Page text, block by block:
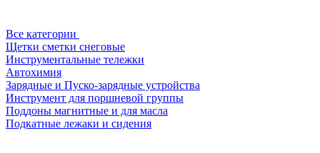
Все категории
Щетки сметки снеговые
Инструментальные тележки
Автохимия
Зарядные и Пуско-зарядные устройства
Инструмент для поршневой группы
Поддоны магнитные и для масла
Подкатные лежаки и сидения